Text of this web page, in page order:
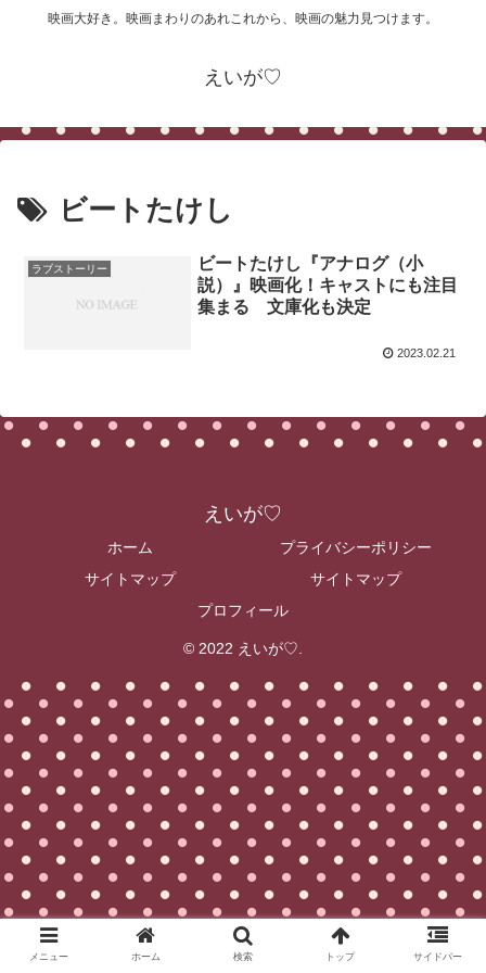
映画大好き。映画まわりのあれこれから、映画の魅力見つけます。
えいが♡
ビートたけし
ラブストーリー
ビートたけし『アナログ（小
説）』映画化！キャストにも注目
集まる 文庫化も決定
2023.02.21
えいが♡
ホーム
プライバシーポリシー
サイトマップ
サイトマップ
プロフィール
© 2022 えいが♡.
メニュー ホーム 検索 トップ サイドバー